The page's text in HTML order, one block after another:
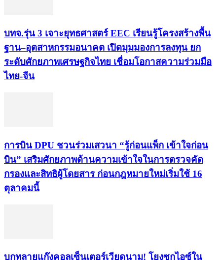
บทจ.รุ่น 3 เจาะยุทธศาสตร์ EEC เรียนรู้โครงสร้างพื้น
ฐาน–อุตสาหกรรมอนาคต เปิดมุมมองการลงทุน ยก
ระดับศักยภาพเศรษฐกิจไทย เชื่อมโอกาสความร่วมมือ
ไทย-จีน
การบิน DPU ชวนร่วมเสวนา “รู้ก่อนแพ็ก เข้าใจก่อน
บิน” เสริมศักยภาพด้านความเข้าใจในการตรวจคัด
กรองและสิทธิผู้โดยสาร ก่อนกฎหมายใหม่เริ่มใช้ 16
ตุลาคมนี้
บุกทลายแก๊งคอลเซ็นเตอร์เวียดนาม! โยงซุกไอซ์ใน